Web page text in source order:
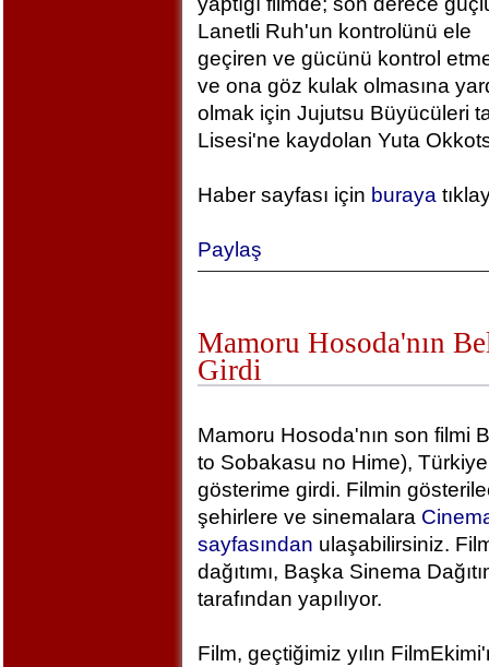
Lanetli Ruh'un kontrolünü ele
geçiren ve gücünü kontrol
ve ona göz kulak olmasına
olmak için Jujutsu Büyücüleri
Lisesi'ne kaydolan Yuta
Haber sayfası için buraya
Paylaş
Mamoru Hosoda'nın
Girdi
Mamoru Hosoda'nın son filmi
to Sobakasu no Hime),
gösterime girdi. Filmin
şehirlere ve sinemalara
sayfasından ulaşabilirsiniz.
dağıtımı, Başka Sinema
tarafından yapılıyor.
Film, geçtiğimiz yılın